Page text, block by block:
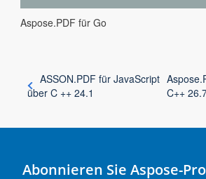
Aspose.PDF für Go
ASSON.PDF für JavaScript
über C ++ 24.1
C++
Abonnieren Sie Aspose-